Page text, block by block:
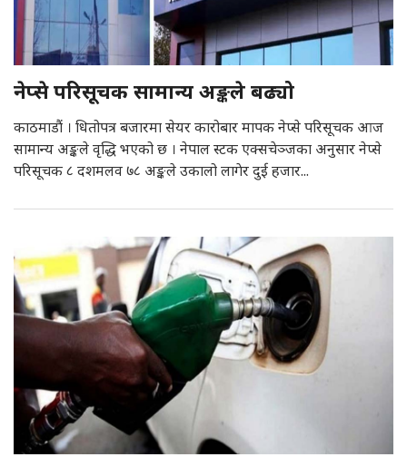
नेप्से परिसूचक सामान्य अङ्कले बढ्यो
काठमाडौं । धितोपत्र बजारमा सेयर कारोबार मापक नेप्से परिसूचक आज
सामान्य अङ्कले वृद्धि भएको छ । नेपाल स्टक एक्सचेञ्जका अनुसार नेप्से
परिसूचक ८ दशमलव ७८ अङ्कले उकालो लागेर दुई हजार...